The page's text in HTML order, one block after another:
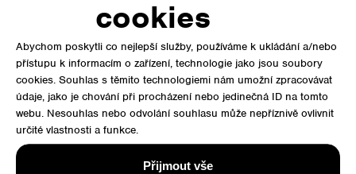
cookies
Abychom poskytli co nejlepší služby, používáme k ukládání a/nebo
přístupu k informacím o zařízení, technologie jako jsou soubory
cookies. Souhlas s těmito technologiemi nám umožní zpracovávat
údaje, jako je chování při procházení nebo jedinečná ID na tomto
webu. Nesouhlas nebo odvolání souhlasu může nepříznivě ovlivnit
určité vlastnosti a funkce.
Přijmout vše
O NÁS
KONTAKTY
Podpora
O nás
Kontakty
RYCHLÝ
KONTAKT